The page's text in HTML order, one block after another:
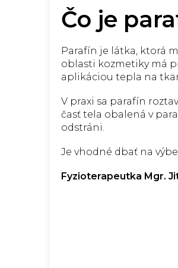
Čo je
Parafín je látka, ktorá
oblasti kozmetiky má
aplikáciou tepla na
V praxi sa parafín
časť tela obalená v
odstráni.
Je vhodné dbať na
Fyzioterapeutka Mgr.